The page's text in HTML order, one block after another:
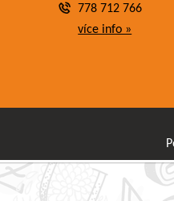
778 712 766
více info »